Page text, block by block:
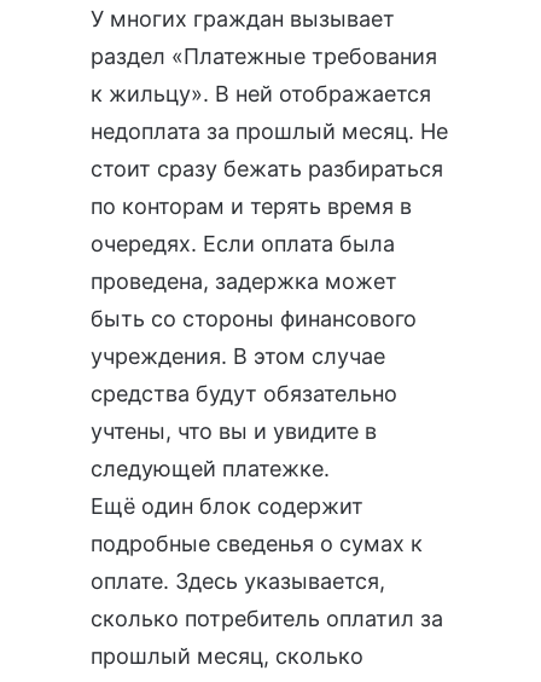
У многих граждан вызывает
раздел «Платежные требования
к жильцу». В ней отображается
недоплата за прошлый месяц. Не
стоит сразу бежать разбираться
по конторам и терять время в
очередях. Если оплата была
проведена, задержка может
быть со стороны финансового
учреждения. В этом случае
средства будут обязательно
учтены, что вы и увидите в
следующей платежке.
Ещё один блок содержит
подробные сведенья о сумах к
оплате. Здесь указывается,
сколько потребитель оплатил за
прошлый месяц, сколько